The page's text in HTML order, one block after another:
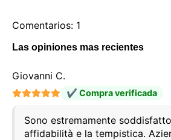
Comentarios: 1
Las opiniones mas recientes
Giovanni C.
✔ Compra verificada
Sono estremamente
affidabilità e la tempistica.